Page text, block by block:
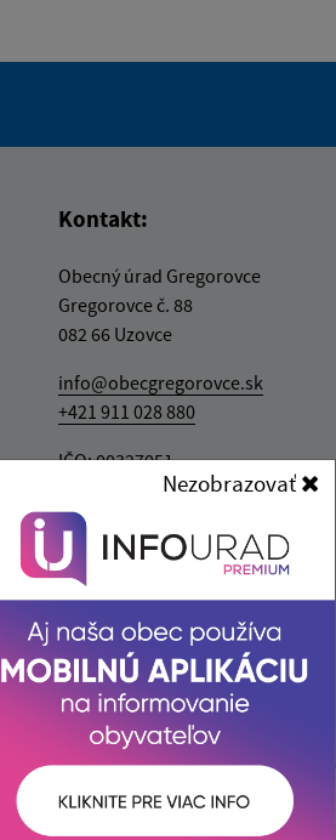
Nezobrazovať
Kontakt:
Obecný úrad Gregorovce
Gregorovce č. 88
082 66 Uzovce
info@obecgregorovce.sk
+421 911 028 880
IČO: 00327051